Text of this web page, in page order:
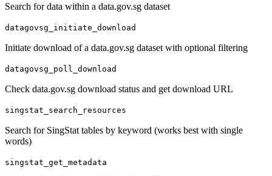
Search for data within a data.gov.sg dataset
datagovsg_initiate_download
Initiate download of a data.gov.sg dataset with optional filtering
datagovsg_poll_download
Check data.gov.sg download status and get download URL
singstat_search_resources
Search for SingStat tables by keyword (works best with single
words)
singstat_get_metadata